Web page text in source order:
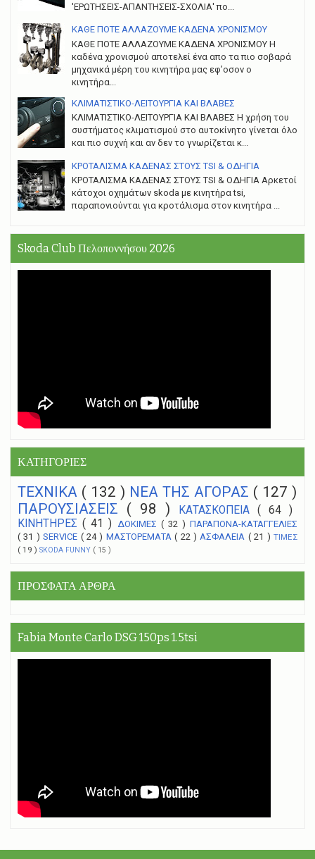
'ΕΡΩΤΗΣΕΙΣ-ΑΠΑΝΤΗΣΕΙΣ-ΣΧΟΛΙΑ' πο...
ΚΑΘΕ ΠΟΤΕ ΑΛΛΑΖΟΥΜΕ ΚΑΔΕΝΑ ΧΡΟΝΙΣΜΟΥ
ΚΑΘΕ ΠΟΤΕ ΑΛΛΑΖΟΥΜΕ ΚΑΔΕΝΑ ΧΡΟΝΙΣΜΟΥ Η
καδένα χρονισμού αποτελεί ένα απο τα πιο σοβαρά
μηχανικά μέρη του κινητήρα μας εφ’οσον ο
κινητήρα...
ΚΛΙΜΑΤΙΣΤΙΚΟ-ΛΕΙΤΟΥΡΓΙΑ ΚΑΙ ΒΛΑΒΕΣ
ΚΛΙΜΑΤΙΣΤΙΚΟ-ΛΕΙΤΟΥΡΓΙΑ ΚΑΙ ΒΛΑΒΕΣ H χρήση του
συστήματος κλιματισμού στο αυτοκίνητο γίνεται όλο
και πιο συχνή και αν δεν το γνωρίζεται κ...
ΚΡΟΤΑΛΙΣΜΑ ΚΑΔΕΝΑΣ ΣΤΟΥΣ TSI & ΟΔΗΓΙΑ
ΚΡΟΤΑΛΙΣΜΑ ΚΑΔΕΝΑΣ ΣΤΟΥΣ TSI & ΟΔΗΓΙΑ Αρκετοί
κάτοχοι οχημάτων skoda με κινητήρα tsi,
παραπονιούνται για κροτάλισμα στον κινητήρα ...
Skoda Club Πελοποννήσου 2026
ΚΑΤΗΓΟΡΙΕΣ
ΤΕΧΝΙΚΑ ( 132 ) NEA THΣ ΑΓΟΡΑΣ ( 127 )
ΠΑΡΟΥΣΙΑΣΕΙΣ ( 98 ) ΚΑΤΑΣΚΟΠΕΙΑ ( 64 )
ΚΙΝΗΤΗΡΕΣ( 41 ) ΔΟΚΙΜΕΣ ( 32 ) ΠΑΡΑΠΟΝΑ-ΚΑΤΑΓΓΕΛΙΕΣ
( 31 )SERVICE ( 24 ) ΜΑΣΤΟΡΕΜΑΤΑ( 22 ) ΑΣΦΑΛΕΙΑ ( 21 )ΤΙΜΕΣ
( 19 ) SKODA FUNNY ( 15 )
ΠΡΟΣΦΑΤΑ ΑΡΘΡΑ
Fabia Monte Carlo DSG 150ps 1.5tsi